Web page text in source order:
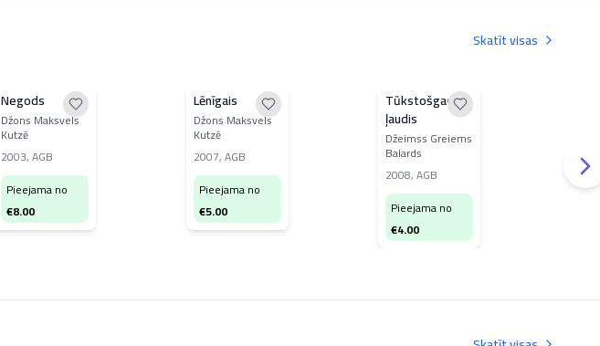
Skatīt visas
Negods
Džons Maksvels
Kutzē
2003,AGB
Pieejama no
€8.00
Lēnīgais
Džons Maksvels
Kutzē
2007,AGB
Pieejama no
€5.00
Tūkstošgades
ļaudis
Džeimss Greiems
Balards
2008,AGB
Pieejama no
€4.00